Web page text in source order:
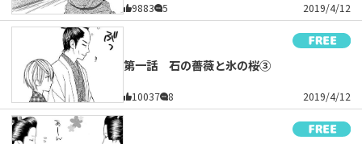
9883 5 2019/4/12
第一話 石の薔薇と氷の桜③
10037 8 2019/4/12